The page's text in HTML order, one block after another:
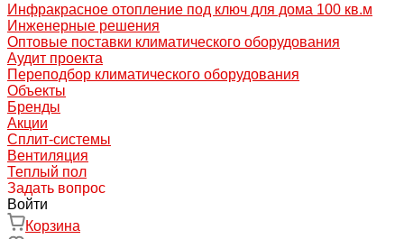
Инфракрасное отопление под ключ для дома 100 кв.м
Инженерные решения
Оптовые поставки климатического оборудования
Аудит проекта
Переподбор климатического оборудования
Объекты
Бренды
Акции
Сплит-системы
Вентиляция
Теплый пол
Задать вопрос
Войти
Корзина